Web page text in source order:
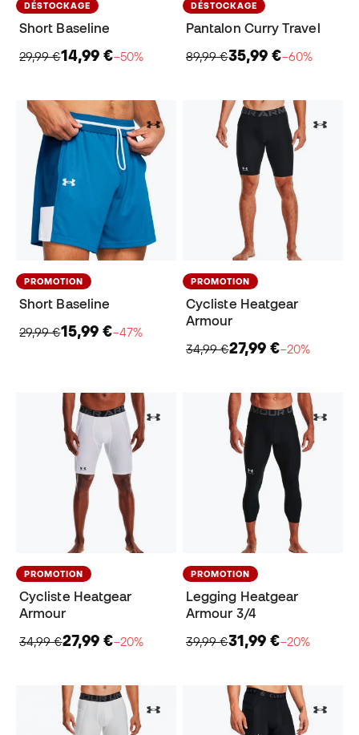
DÉSTOCKAGE
Short Baseline
29,99 €14,99 €−50%
DÉSTOCKAGE
Pantalon Curry Travel
89,99 €35,99 €−60%
PROMOTION
Short Baseline
29,99 €15,99 €−47%
PROMOTION
Cycliste Heatgear
Armour
34,99 €27,99 €−20%
PROMOTION
Cycliste Heatgear
Armour
34,99 €27,99 €−20%
PROMOTION
Legging Heatgear
Armour 3/4
39,99 €31,99 €−20%